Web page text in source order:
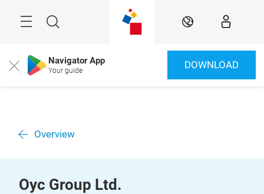
Suche DE
Close Navigator App
Your guide DOWNLOAD
Overview
Oyc Group Ltd.